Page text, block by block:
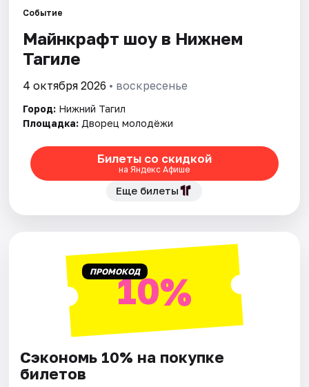
Событие
Майнкрафт шоу в Нижнем
Тагиле
4 октября 2026 • воскресенье
Город: Нижний Тагил
Площадка: Дворец молодёжи
Билеты со скидкой
на Яндекс Афише
Еще билеты
ПРОМОКОД10%
Сэкономь 10% на покупке
билетов